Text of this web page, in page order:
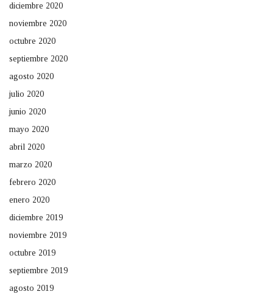
diciembre 2020
noviembre 2020
octubre 2020
septiembre 2020
agosto 2020
julio 2020
junio 2020
mayo 2020
abril 2020
marzo 2020
febrero 2020
enero 2020
diciembre 2019
noviembre 2019
octubre 2019
septiembre 2019
agosto 2019